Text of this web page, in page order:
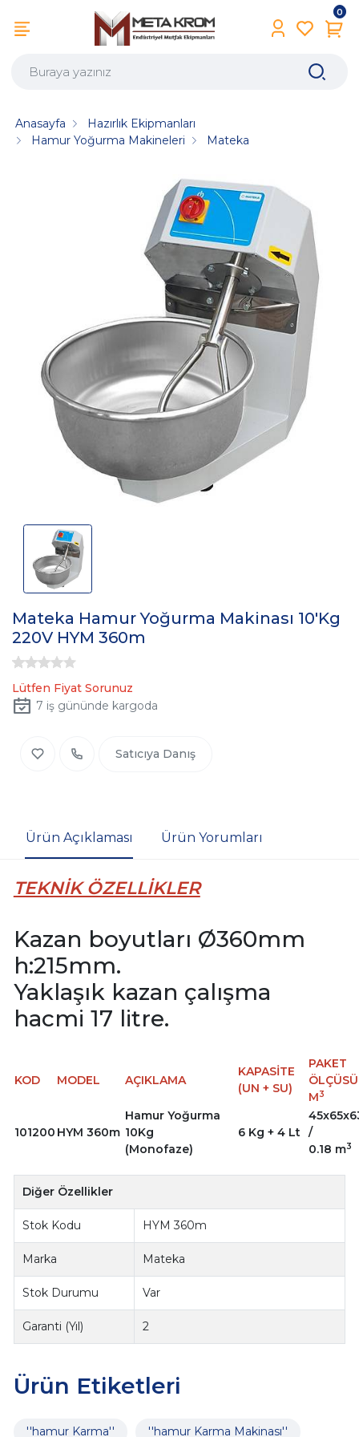
0
Anasayfa
Hazırlık Ekipmanları
Hamur Yoğurma Makineleri
Mateka
Mateka Hamur Yoğurma Makinası 10'Kg
220V HYM 360m
Lütfen Fiyat Sorunuz
7 iş gününde kargoda
Satıcıya Danış
Ürün Açıklaması Ürün Yorumları
TEKNİK ÖZELLİKLER
Kazan boyutları Ø360mm
h:215mm.
Yaklaşık kazan çalışma
hacmi 17 litre.
KOD MODEL AÇIKLAMA
KAPASİTE
(UN + SU)
PAKET
M3
101200 HYM 360m
Hamur Yoğurma
10Kg
(Monofaze)
6 Kg + 4 Lt
/
0.18 m3
Diğer Özellikler
Stok Kodu HYM 360m
Marka Mateka
Stok Durumu Var
Garanti (Yıl) 2
Ürün Etiketleri
''hamur Karma'' ''hamur Karma Makinası''